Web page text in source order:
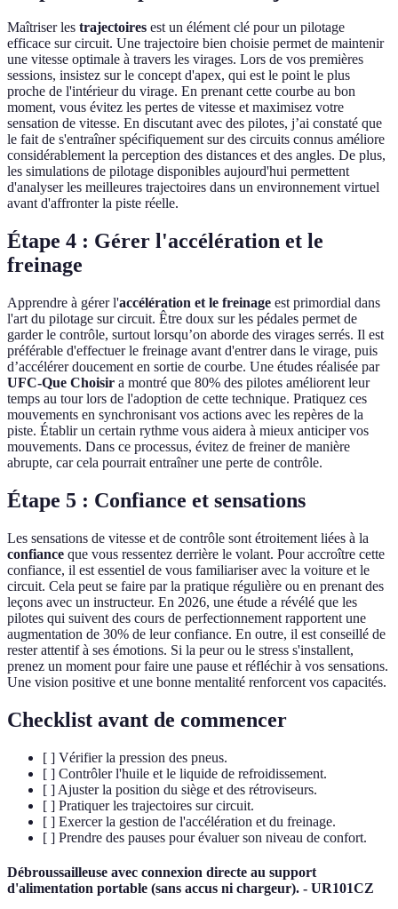
Maîtriser les trajectoires est un élément clé pour un pilotage
efficace sur circuit. Une trajectoire bien choisie permet de maintenir
une vitesse optimale à travers les virages. Lors de vos premières
sessions, insistez sur le concept d'apex, qui est le point le plus
proche de l'intérieur du virage. En prenant cette courbe au bon
moment, vous évitez les pertes de vitesse et maximisez votre
sensation de vitesse. En discutant avec des pilotes, j’ai constaté que
le fait de s'entraîner spécifiquement sur des circuits connus améliore
considérablement la perception des distances et des angles. De plus,
les simulations de pilotage disponibles aujourd'hui permettent
d'analyser les meilleures trajectoires dans un environnement virtuel
avant d'affronter la piste réelle.
Étape 4 : Gérer l'accélération et le
freinage
Apprendre à gérer l'accélération et le freinage est primordial dans
l'art du pilotage sur circuit. Être doux sur les pédales permet de
garder le contrôle, surtout lorsqu’on aborde des virages serrés. Il est
préférable d'effectuer le freinage avant d'entrer dans le virage, puis
d’accélérer doucement en sortie de courbe. Une études réalisée par
UFC-Que Choisir a montré que 80% des pilotes améliorent leur
temps au tour lors de l'adoption de cette technique. Pratiquez ces
mouvements en synchronisant vos actions avec les repères de la
piste. Établir un certain rythme vous aidera à mieux anticiper vos
mouvements. Dans ce processus, évitez de freiner de manière
abrupte, car cela pourrait entraîner une perte de contrôle.
Étape 5 : Confiance et sensations
Les sensations de vitesse et de contrôle sont étroitement liées à la
confiance que vous ressentez derrière le volant. Pour accroître cette
confiance, il est essentiel de vous familiariser avec la voiture et le
circuit. Cela peut se faire par la pratique régulière ou en prenant des
leçons avec un instructeur. En 2026, une étude a révélé que les
pilotes qui suivent des cours de perfectionnement rapportent une
augmentation de 30% de leur confiance. En outre, il est conseillé de
rester attentif à ses émotions. Si la peur ou le stress s'installent,
prenez un moment pour faire une pause et réfléchir à vos sensations.
Une vision positive et une bonne mentalité renforcent vos capacités.
Checklist avant de commencer
[ ] Vérifier la pression des pneus.
[ ] Contrôler l'huile et le liquide de refroidissement.
[ ] Ajuster la position du siège et des rétroviseurs.
[ ] Pratiquer les trajectoires sur circuit.
[ ] Exercer la gestion de l'accélération et du freinage.
[ ] Prendre des pauses pour évaluer son niveau de confort.
Débroussailleuse avec connexion directe au support
d'alimentation portable (sans accus ni chargeur). - UR101CZ